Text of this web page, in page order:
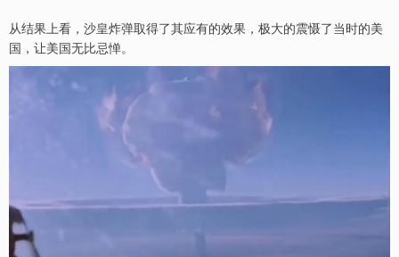
从结果上看，沙皇炸弹取得了其应有的效果，极大的震慑了当时的美
国，让美国无比忌惮。